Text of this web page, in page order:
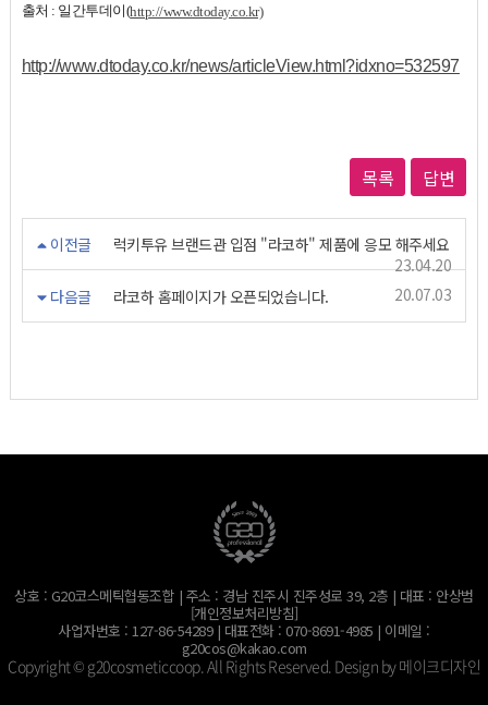
출처 : 일간투데이(http://www.dtoday.co.kr)
http://www.dtoday.co.kr/news/articleView.html?idxno=532597
목록 답변
이전글
럭키투유 브랜드관 입점 "라코하" 제품에 응모 해주세요
23.04.20
다음글
라코하 홈페이지가 오픈되었습니다. 20.07.03
상호 : G20코스메틱협동조합 | 주소 : 경남 진주시 진주성로 39, 2층 | 대표 : 안상범
[개인정보처리방침]
사업자번호 : 127-86-54289 | 대표전화 : 070-8691-4985 | 이메일 :
g20cos@kakao.com
Copyright © g20cosmeticcoop. All Rights Reserved. Design by메이크디자인